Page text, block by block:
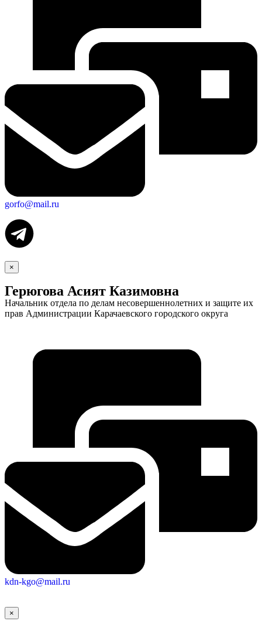
Экономика
gorfo@mail.ru
×
Герюгова Асият Казимовна
Начальник отдела по делам несовершеннолетних и защите их
прав Администрации Карачаевского городского округа
kdn-kgo@mail.ru
×